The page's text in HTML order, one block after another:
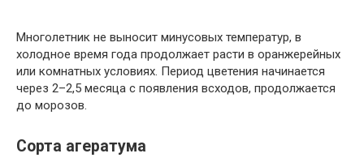
Многолетник не выносит минусовых температур, в
холодное время года продолжает расти в оранжерейных
или комнатных условиях. Период цветения начинается
через 2–2,5 месяца с появления всходов, продолжается
до морозов.
Сорта агератума